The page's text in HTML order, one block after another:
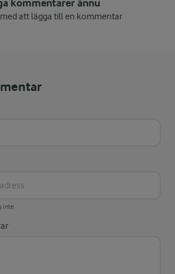
kommentarer ännu
att lägga till en kommentar
inte